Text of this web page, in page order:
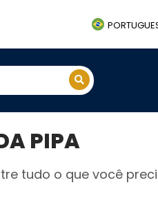
PIPA
tudo o que você